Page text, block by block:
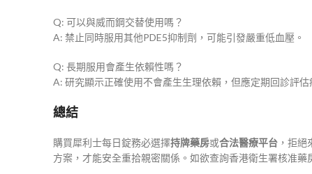
Q: 可以與威而鋼交替使用嗎？
A: 禁止同時服用其他PDE5抑制劑，可能引發嚴重低血壓。
Q: 長期服用會產生依賴性嗎？
A: 研究顯示正確使用不會產生生理依賴，但應定期回診評估
總結
購買犀利士每日錠務必選擇持牌藥房或合法醫療平台 ，拒
方案，才能安全重拾親密關係。如欲查詢香港衛生署核准